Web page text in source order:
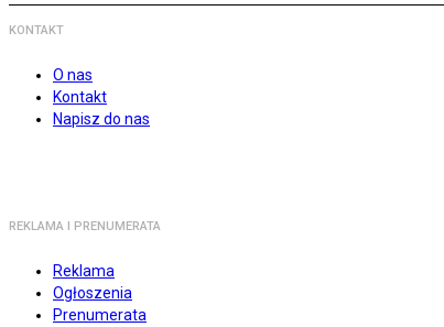
KONTAKT
O nas
Kontakt
Napisz do nas
REKLAMA I PRENUMERATA
Reklama
Ogłoszenia
Prenumerata